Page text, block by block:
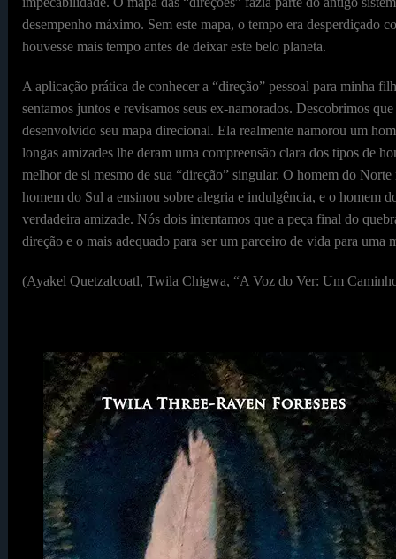
desempenho máximo. Sem este mapa, o tempo era desperdiçado
houvesse mais tempo antes de deixar este belo planeta.
A aplicação prática de conhecer a “direção” pessoal para minha
sentamos juntos e revisamos seus ex-namorados. Descobrimos
desenvolvido seu mapa direcional. Ela realmente namorou um
longas amizades lhe deram uma compreensão clara dos tipos de
melhor de si mesmo de sua “direção” singular. O homem do
homem do Sul a ensinou sobre alegria e indulgência, e o homem
verdadeira amizade. Nós dois intentamos que a peça final do
direção e o mais adequado para ser um parceiro de vida para uma
(Ayakel Quetzalcoatl, Twila Chigwa, “A Voz do Ver: Um